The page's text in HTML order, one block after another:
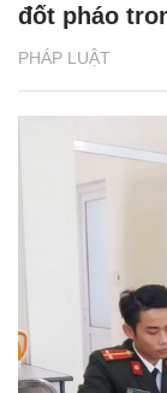
PHÁP LUẬT
đốt pháo